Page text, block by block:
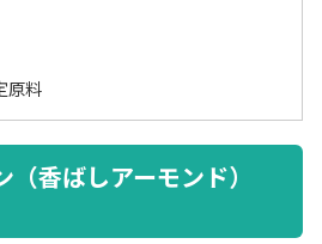
原料
（香ばしアーモンド）